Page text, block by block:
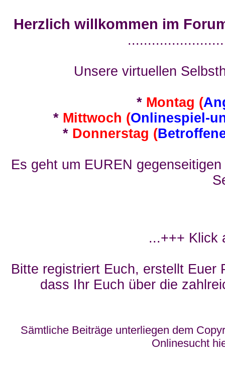
Herzlich willkommen im
Unsere virtuellen
* Montag (
* Mittwoch (Onlinespiel-
* Donnerstag (
Es geht um EUREN
...+++ Klick
Bitte registriert Euch, erstellt Euer
dass Ihr Euch über die
Sämtliche Beiträge unterliegen dem
Onlinesucht